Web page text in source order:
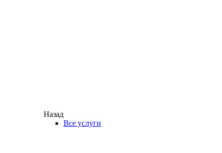
Назад
Все услуги